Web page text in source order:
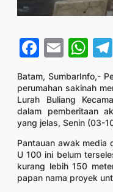
Email
Batam, SumbarInfo,-
perumahan sakinah
Lurah Buliang
dalam pemberitaan
yang jelas, Senin (03-
Pantauan awak media
U 100 ini belum
kurang lebih 150
papan nama proyek